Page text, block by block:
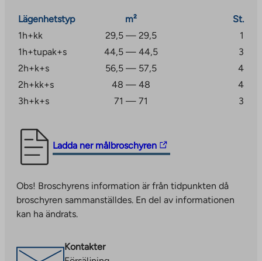
Fastigheten har ett gemensamt torkrum, förvaring av
utomhusutrustning och lägenhetsspecifikt förråd för
parkeringsplats. Alla lägenheter har egen bastu. DNA:s
grundläggande bredbandshastighet på 50 Mbit/s ingår i
priset.
Lägenhetstyp m²
St.
1h+kk
29,5 — 29,5
1
1h+tupak+s
44,5 — 44,5
3
2h+k+s
56,5 — 57,5
4
2h+kk+s
48 — 48
4
3h+k+s
71 — 71 3
Ladda ner målbroschyren
The
link
you
to
an
site.
Link
Obs! Broschyrens information är från tidpunkten då
broschyren sammanställdes. En del av informationen
kan ha ändrats.
Kontakter